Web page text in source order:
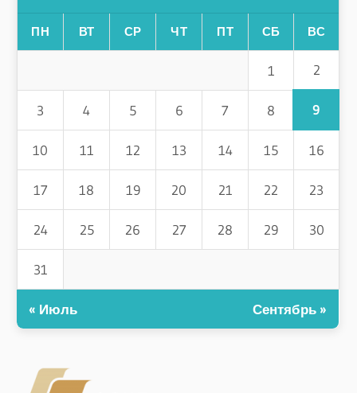
ПН ВТ СР ЧТ ПТ СБ ВС
1 2
3 4 5 6 7 8 9
10 11 12 13 14 15 16
17 18 19 20 21 22 23
24 25 26 27 28 29 30
31
« Июль Сентябрь »